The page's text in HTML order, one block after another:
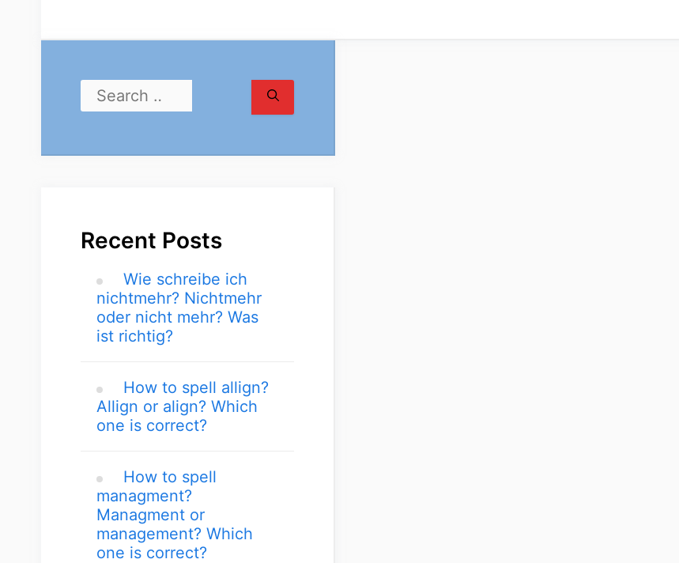
Recent Posts
Wie schreibe ich
nichtmehr? Nichtmehr
oder nicht mehr? Was
ist richtig?
How to spell allign?
Allign or align? Which
one is correct?
How to spell
managment?
Managment or
management? Which
one is correct?